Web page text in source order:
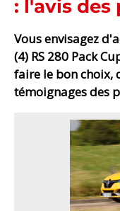
: l'avis
Vous envisagez
(4) RS 280 Pack
faire le bon choix,
témoignages des